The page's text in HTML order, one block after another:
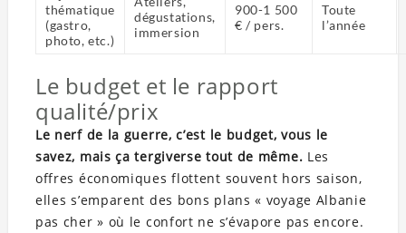
thématique
(gastro,
photo, etc.)
dégustations,
immersion
900-1 500
€ / pers.
Toute
l’année
Le budget et le rapport
qualité/prix
Le nerf de la guerre, c’est le budget, vous le
savez, mais ça tergiverse tout de même. Les
offres économiques flottent souvent hors saison,
elles s’emparent des bons plans « voyage Albanie
pas cher » où le confort ne s’évapore pas encore.